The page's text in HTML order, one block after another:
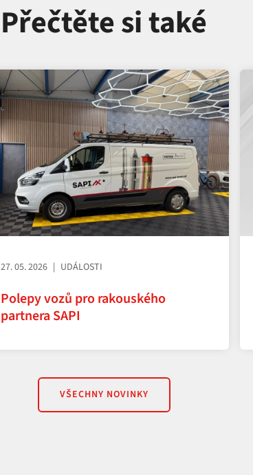
Přečtěte si také
27. 05. 2026 UDÁLOSTI
Polepy vozů pro rakouského
partnera SAPI
VŠECHNY NOVINKY